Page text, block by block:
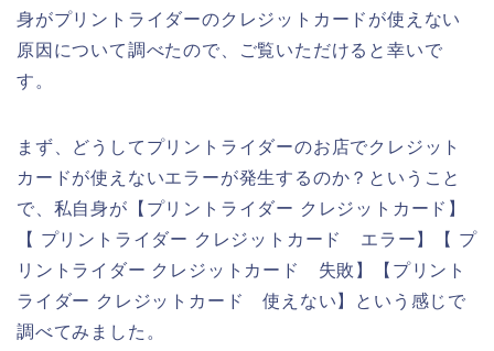
身がプリントライダーのクレジットカードが使えない
原因について調べたので、ご覧いただけると幸いで
す。
まず、どうしてプリントライダーのお店でクレジット
カードが使えないエラーが発生するのか？ということ
で、私自身が【プリントライダー クレジットカード】
【 プリントライダー クレジットカード エラー】【 プ
リントライダー クレジットカード 失敗】【プリント
ライダー クレジットカード 使えない】という感じで
調べてみました。